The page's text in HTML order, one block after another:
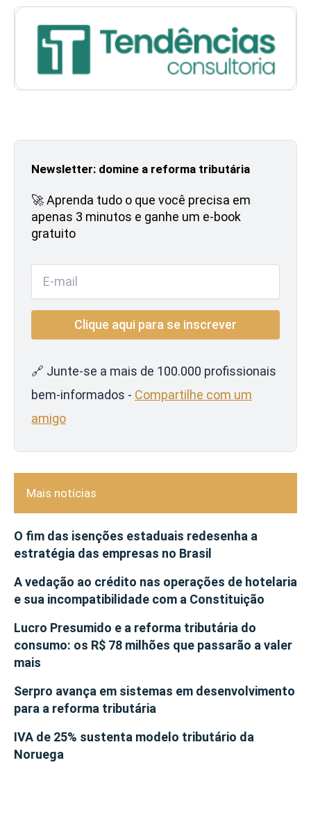
Newsletter: domine a reforma tributária
🚀 Aprenda tudo o que você precisa em
apenas 3 minutos e ganhe um e-book
gratuito
🔗 Junte-se a mais de 100.000 profissionais
bem-informados - Compartilhe com um
amigo
Mais notícias
O fim das isenções estaduais redesenha a
estratégia das empresas no Brasil
A vedação ao crédito nas operações de hotelaria
e sua incompatibilidade com a Constituição
Lucro Presumido e a reforma tributária do
consumo: os R$ 78 milhões que passarão a valer
mais
Serpro avança em sistemas em desenvolvimento
para a reforma tributária
IVA de 25% sustenta modelo tributário da
Noruega